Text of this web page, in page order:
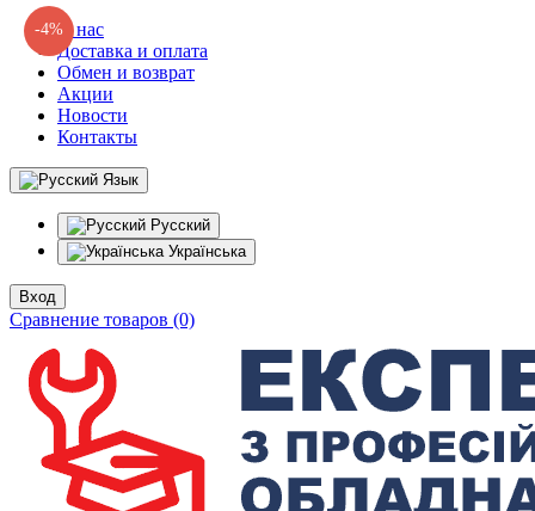
О нас
Доставка и оплата
Обмен и возврат
Акции
Новости
Контакты
Язык
Русский
Українська
Вход
Сравнение товаров (0)
-4%